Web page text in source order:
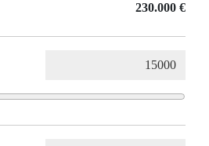
230.000 €